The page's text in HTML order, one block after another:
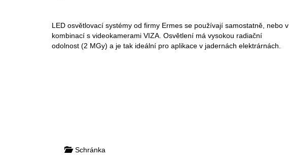
LED osvětlovací systémy od firmy Ermes se používají samostatně, nebo v
kombinací s videokamerami VIZA. Osvětlení má vysokou radiační
odolnost (2 MGy) a je tak ideální pro aplikace v jadernách elektrárnách.
Schránka